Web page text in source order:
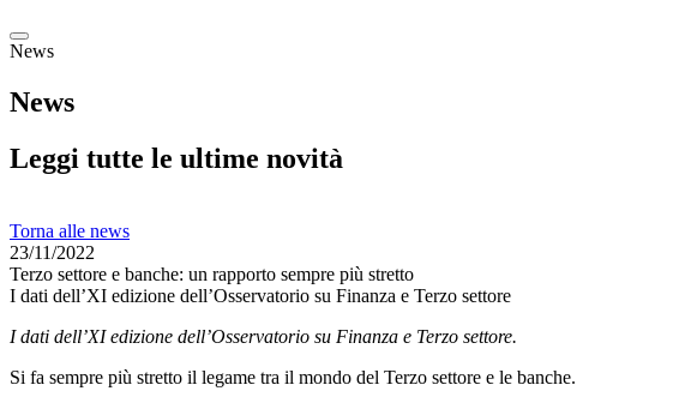
News
News
Leggi tutte le ultime novità
Torna alle news
23/11/2022
Terzo settore e banche: un rapporto sempre più stretto
I dati dell’XI edizione dell’Osservatorio su Finanza e Terzo settore
I dati dell’XI edizione dell’Osservatorio su Finanza e Terzo settore.
Si fa sempre più stretto il legame tra il mondo del Terzo settore e le banche.